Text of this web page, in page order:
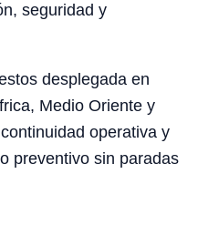
seguridad y
desplegada en
Medio Oriente y
operativa y
preventivo sin paradas